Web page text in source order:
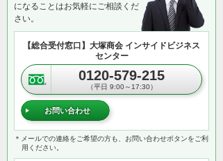
になることはお気軽にご相談くだ
さい。
【総合受付窓口】大塚商会 インサイドビジネス
センター
0120-579-215
（平日 9:00～17:30）
お問い合わせ
＊メールでの連絡をご希望の方も、お問い合わせボタンをご利
用ください。